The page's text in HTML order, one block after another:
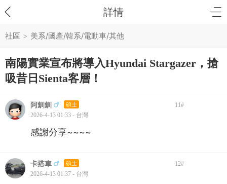
詳情
社區 > 美系/國產/韓系/電動車/其他
南陽實業宣布將導入Hyundai Stargazer，搶
吸昔日Sienta客層！
阿釧釧 碩士 11#
2026-4-13 01:33 - 台灣
感謝分享~~~~
卡搭車 碩士 12#
2026-4-13 01:37 - 台灣